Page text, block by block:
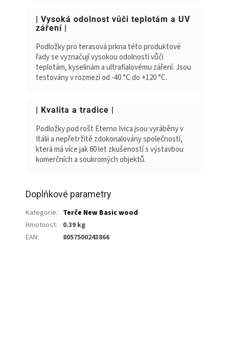
| Vysoká odolnost vůči teplotám a UV
záření |
Podložky pro terasová prkna této produktové
řady se vyznačují vysokou odolností vůči
teplotám, kyselinám a ultrafialovému záření. Jsou
testovány v rozmezí od -40 °C do +120 °C.
| Kvalita a tradice |
Podložky pod rošt Eterno Ivica jsou vyráběny v
Itálii a nepřetržitě zdokonalovány společností,
která má více jak 60 let zkušeností s výstavbou
komerčních a soukromých objektů.
Doplňkové parametry
Kategorie: Terče New Basic wood
Hmotnost:
0.39 kg
EAN: 8057500243866